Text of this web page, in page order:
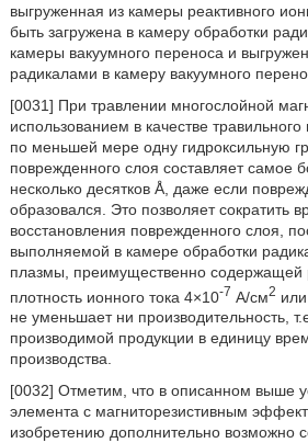
выгруженная из камеры реактивного
быть загружена в камеру обработки
камеры вакуумного переноса и
радикалами в камеру вакуумного
[0031] При травлении многослойной
использованием в качестве
по меньшей мере одну гидроксильную
поврежденного слоя составляет самое
несколько десятков Å, даже если
образовался. Это позволяет сократить
восстановления поврежденного слоя,
выполняемой в камере обработки
плазмы, преимущественно
плотность ионного тока 4×10-7 А/см2
не уменьшает ни производительность,
производимой продукции в единицу
производства.
[0032] Отметим, что в описанном выше
элемента с магниторезистивным
изобретению дополнительно возможно